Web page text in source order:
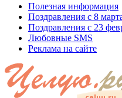
Полезная информация
Поздравления с 8
Поздравления с 23
Любовные SMS
Реклама на сайте